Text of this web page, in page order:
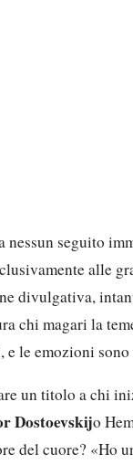
nessun seguito
alle
divulgativa,
chi magari la
e le emozioni
un titolo a chi
Dostoevskijo
del cuore? «Ho